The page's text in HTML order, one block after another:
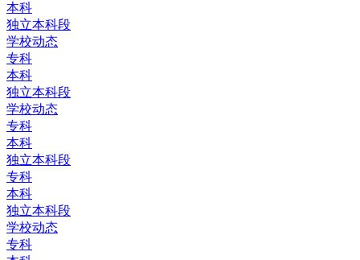
本科
独立本科段
学校动态
专科
本科
独立本科段
学校动态
专科
本科
独立本科段
专科
本科
独立本科段
学校动态
专科